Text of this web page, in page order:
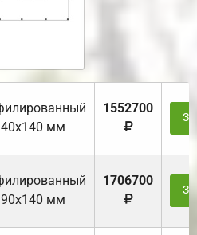
мм
1552700
мм
1706700